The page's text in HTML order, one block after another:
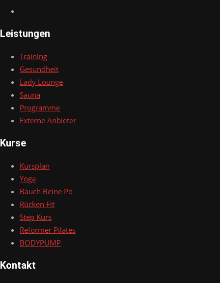
Leistungen
Training
Gesundheit
Lady Lounge
Sauna
Programme
Externe Anbieter
Kurse
Kursplan
Yoga
Bauch Beine Po
Rücken Fit
Step Kurs
Reformer Pilates
BODYPUMP
Kontakt